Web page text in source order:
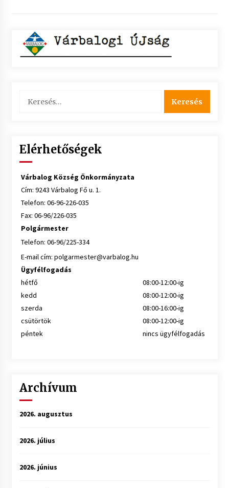
Elérhetőségek
Várbalog Község Önkormányzata
Cím: 9243 Várbalog Fő u. 1.
Telefon: 06-96-226-035
Fax: 06-96/226-035
Polgármester
Telefon: 06-96/225-334
E-mail cím: polgarmester@varbalog.hu
Ügyfélfogadás
hétfő
08:00-12:00-ig
kedd
08:00-12:00-ig
szerda
08:00-16:00-ig
csütörtök
08:00-12:00-ig
péntek
nincs ügyfélfogadás
Archívum
2026. augusztus
2026. július
2026. június